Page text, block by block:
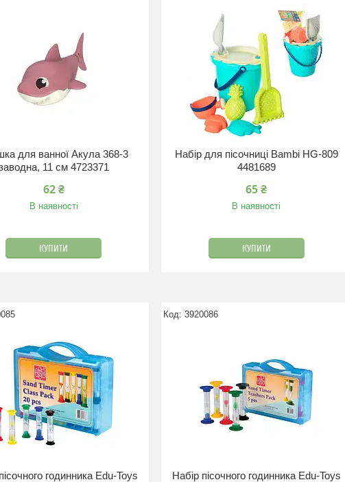
для ванної Акула 368-3
11 см 4723371
62 ₴
В наявності
КУПИТИ
Набір для пісочниці Bambi HG-809
4481689
65 ₴
В наявності
КУПИТИ
годинника Edu-Toys
3920086
Набір пісочного годинника Edu-Toys